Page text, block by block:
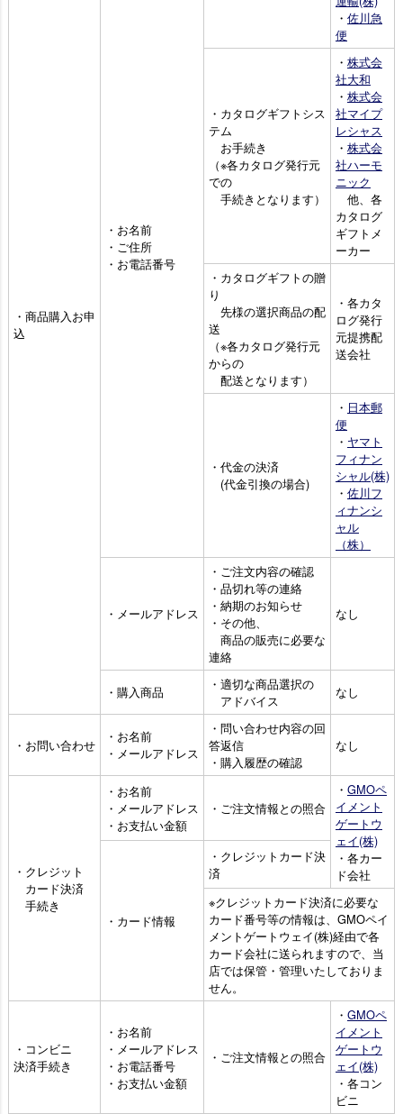
・商品購入お申
込
・お名前
・ご住所
・お電話番号
・ 佐川急
便
・カタログギフトシス
テム
お手続き
（※各カタログ発行元
での
手続きとなります）
・ 株式会
社大和
・ 株式会
社マイプ
レシャス
・ 株式会
社ハーモ
ニック
他、各
カタログ
ギフトメ
ーカー
・カタログギフトの贈
り
先様の選択商品の配
送
（※各カタログ発行元
からの
配送となります）
・各カタ
ログ発行
元提携配
送会社
・代金の決済
(代金引換の場合)
・ 日本郵
便
・ ヤマト
フィナン
シャル(株)
・ 佐川フ
ィナンシ
ャル
（株）
・メールアドレス
・ご注文内容の確認
・品切れ等の連絡
・納期のお知らせ
・その他、
商品の販売に必要な
連絡
なし
・購入商品
・適切な商品選択の
アドバイス
なし
・お問い合わせ
・お名前
・メールアドレス
・問い合わせ内容の回
答返信
・購入履歴の確認
なし
・クレジット
カード決済
手続き
・お名前
・メールアドレス
・お支払い金額
・ご注文情報との照合
・ GMOペ
イメント
ゲートウ
ェイ(株)
・各カー
ド会社
・カード情報
・クレジットカード決
済
※クレジットカード決済に必要な
カード番号等の情報は、GMOペイ
メントゲートウェイ(株)経由で各
カード会社に送られますので、当
店では保管・管理いたしておりま
せん。
・コンビニ
決済手続き
・お名前
・メールアドレス
・お電話番号
・お支払い金額
・ご注文情報との照合
・ GMOペ
イメント
ゲートウ
ェイ(株)
・各コン
ビニ